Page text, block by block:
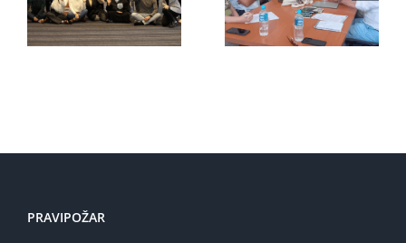
predstavnicima
organizacije
napokon
zaslužuju
PRAVIPOŽAR